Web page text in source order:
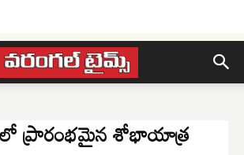
ప్రారంభమైన శోభాయాత్ర